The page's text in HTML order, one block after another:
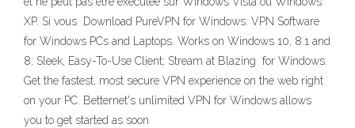
XP. Si vous Download PureVPN for Windows. VPN Software
for Windows PCs and Laptops. Works on Windows 10, 8.1 and
8; Sleek, Easy-To-Use Client; Stream at Blazing for Windows.
Get the fastest, most secure VPN experience on the web right
on your PC. Betternet's unlimited VPN for Windows allows
you to get started as soon